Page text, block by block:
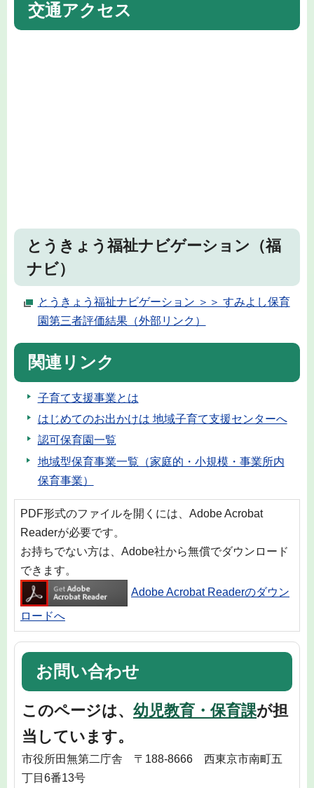
交通アクセス
とうきょう福祉ナビゲーション（福
ナビ）
とうきょう福祉ナビゲーション ＞＞ すみよし保育
園第三者評価結果（外部リンク）
関連リンク
子育て支援事業とは
はじめてのお出かけは 地域子育て支援センターへ
認可保育園一覧
地域型保育事業一覧（家庭的・小規模・事業所内
保育事業）
PDF形式のファイルを開くには、Adobe Acrobat
Readerが必要です。
お持ちでない方は、Adobe社から無償でダウンロード
できます。
Adobe Acrobat Readerのダウン
ロードへ
お問い合わせ
このページは、 幼児教育・保育課が担
当しています。
市役所田無第二庁舎 〒188-8666 西東京市南町五
丁目6番13号